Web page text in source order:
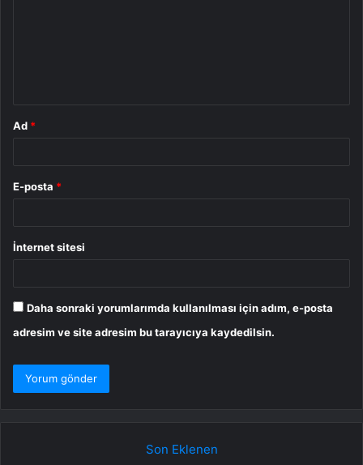
Ad *
E-posta *
İnternet sitesi
Daha sonraki yorumlarımda kullanılması için adım, e-posta
adresim ve site adresim bu tarayıcıya kaydedilsin.
Son Eklenen